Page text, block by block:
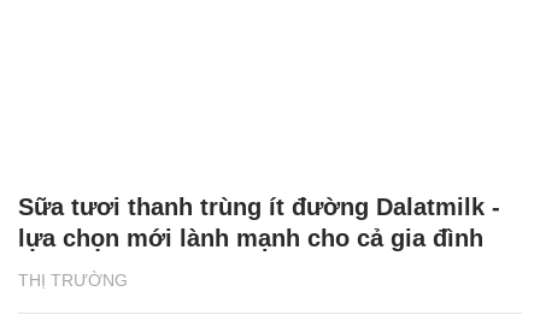
THỊ TRƯỜNG
Sữa tươi thanh trùng ít đường Dalatmilk -
lựa chọn mới lành mạnh cho cả gia đình